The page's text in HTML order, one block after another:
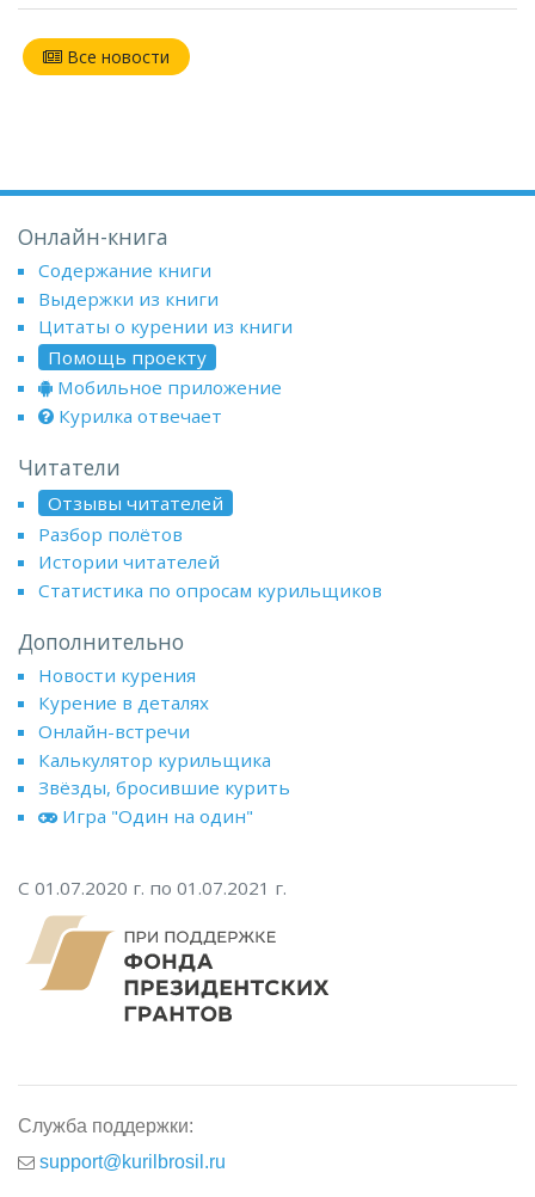
Все новости
Онлайн-книга
Содержание книги
Выдержки из книги
Цитаты о курении из книги
Помощь проекту
Мобильное приложение
Курилка отвечает
Читатели
Отзывы читателей
Разбор полётов
Истории читателей
Статистика по опросам курильщиков
Дополнительно
Новости курения
Курение в деталях
Онлайн-встречи
Калькулятор курильщика
Звёзды, бросившие курить
Игра "Один на один"
С 01.07.2020 г. по 01.07.2021 г.
Служба поддержки:
support@kurilbrosil.ru